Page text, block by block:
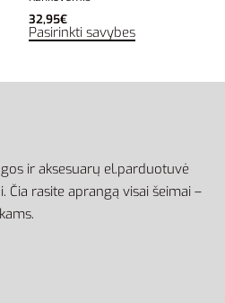
32,95€
Pasirinkti savybes
ir aksesuarų el.parduotuvė
rasite aprangą visai šeimai –